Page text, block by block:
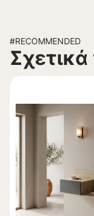
#RECOMMENDED